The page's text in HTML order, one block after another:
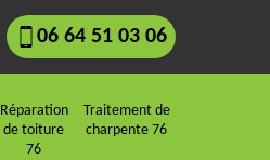
06 64 51 03 06
Réparation
de toiture
76
Traitement de
charpente 76